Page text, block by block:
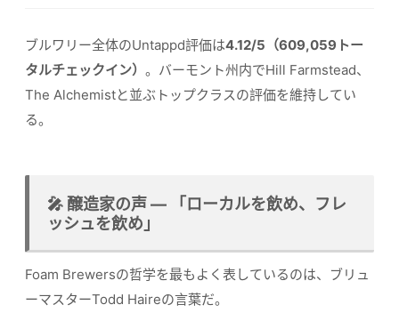
ブルワリー全体のUntappd評価は4.12/5（609,059トー
タルチェックイン） 。バーモント州内でHill Farmstead、
The Alchemistと並ぶトップクラスの評価を維持してい
る。
🎤 醸造家の声 — 「ローカルを飲め、フレ
ッシュを飲め」
Foam Brewersの哲学を最もよく表しているのは、ブリュ
ーマスターTodd Haireの言葉だ。